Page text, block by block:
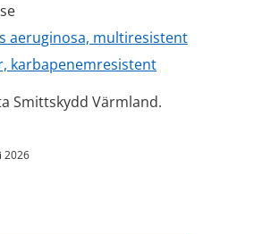
aeruginosa, multiresistent
karbapenemresistent
Smittskydd Värmland.
2026